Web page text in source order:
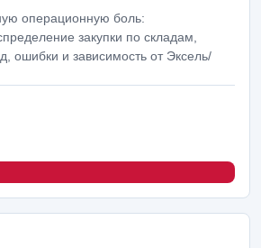
операционную боль:
закупки по складам,
ошибки и зависимость от Эксель/